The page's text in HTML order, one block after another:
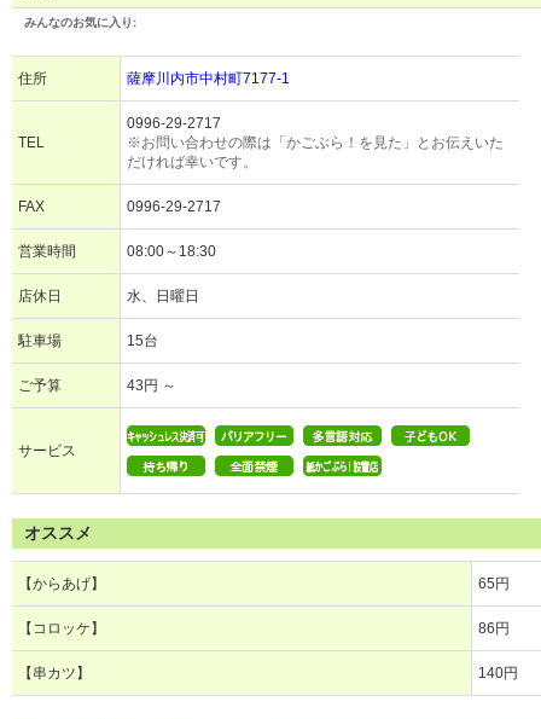
みんなのお気に入り:
住所 薩摩川内市中村町7177-1
TEL
0996-29-2717
※お問い合わせの際は「かごぶら！を見た」とお伝えいた
だければ幸いです。
FAX 0996-29-2717
営業時間 08:00～18:30
店休日 水、日曜日
駐車場 15台
ご予算 43円 ～
サービス
オススメ
【からあげ】 65円
【コロッケ】 86円
【串カツ】 140円